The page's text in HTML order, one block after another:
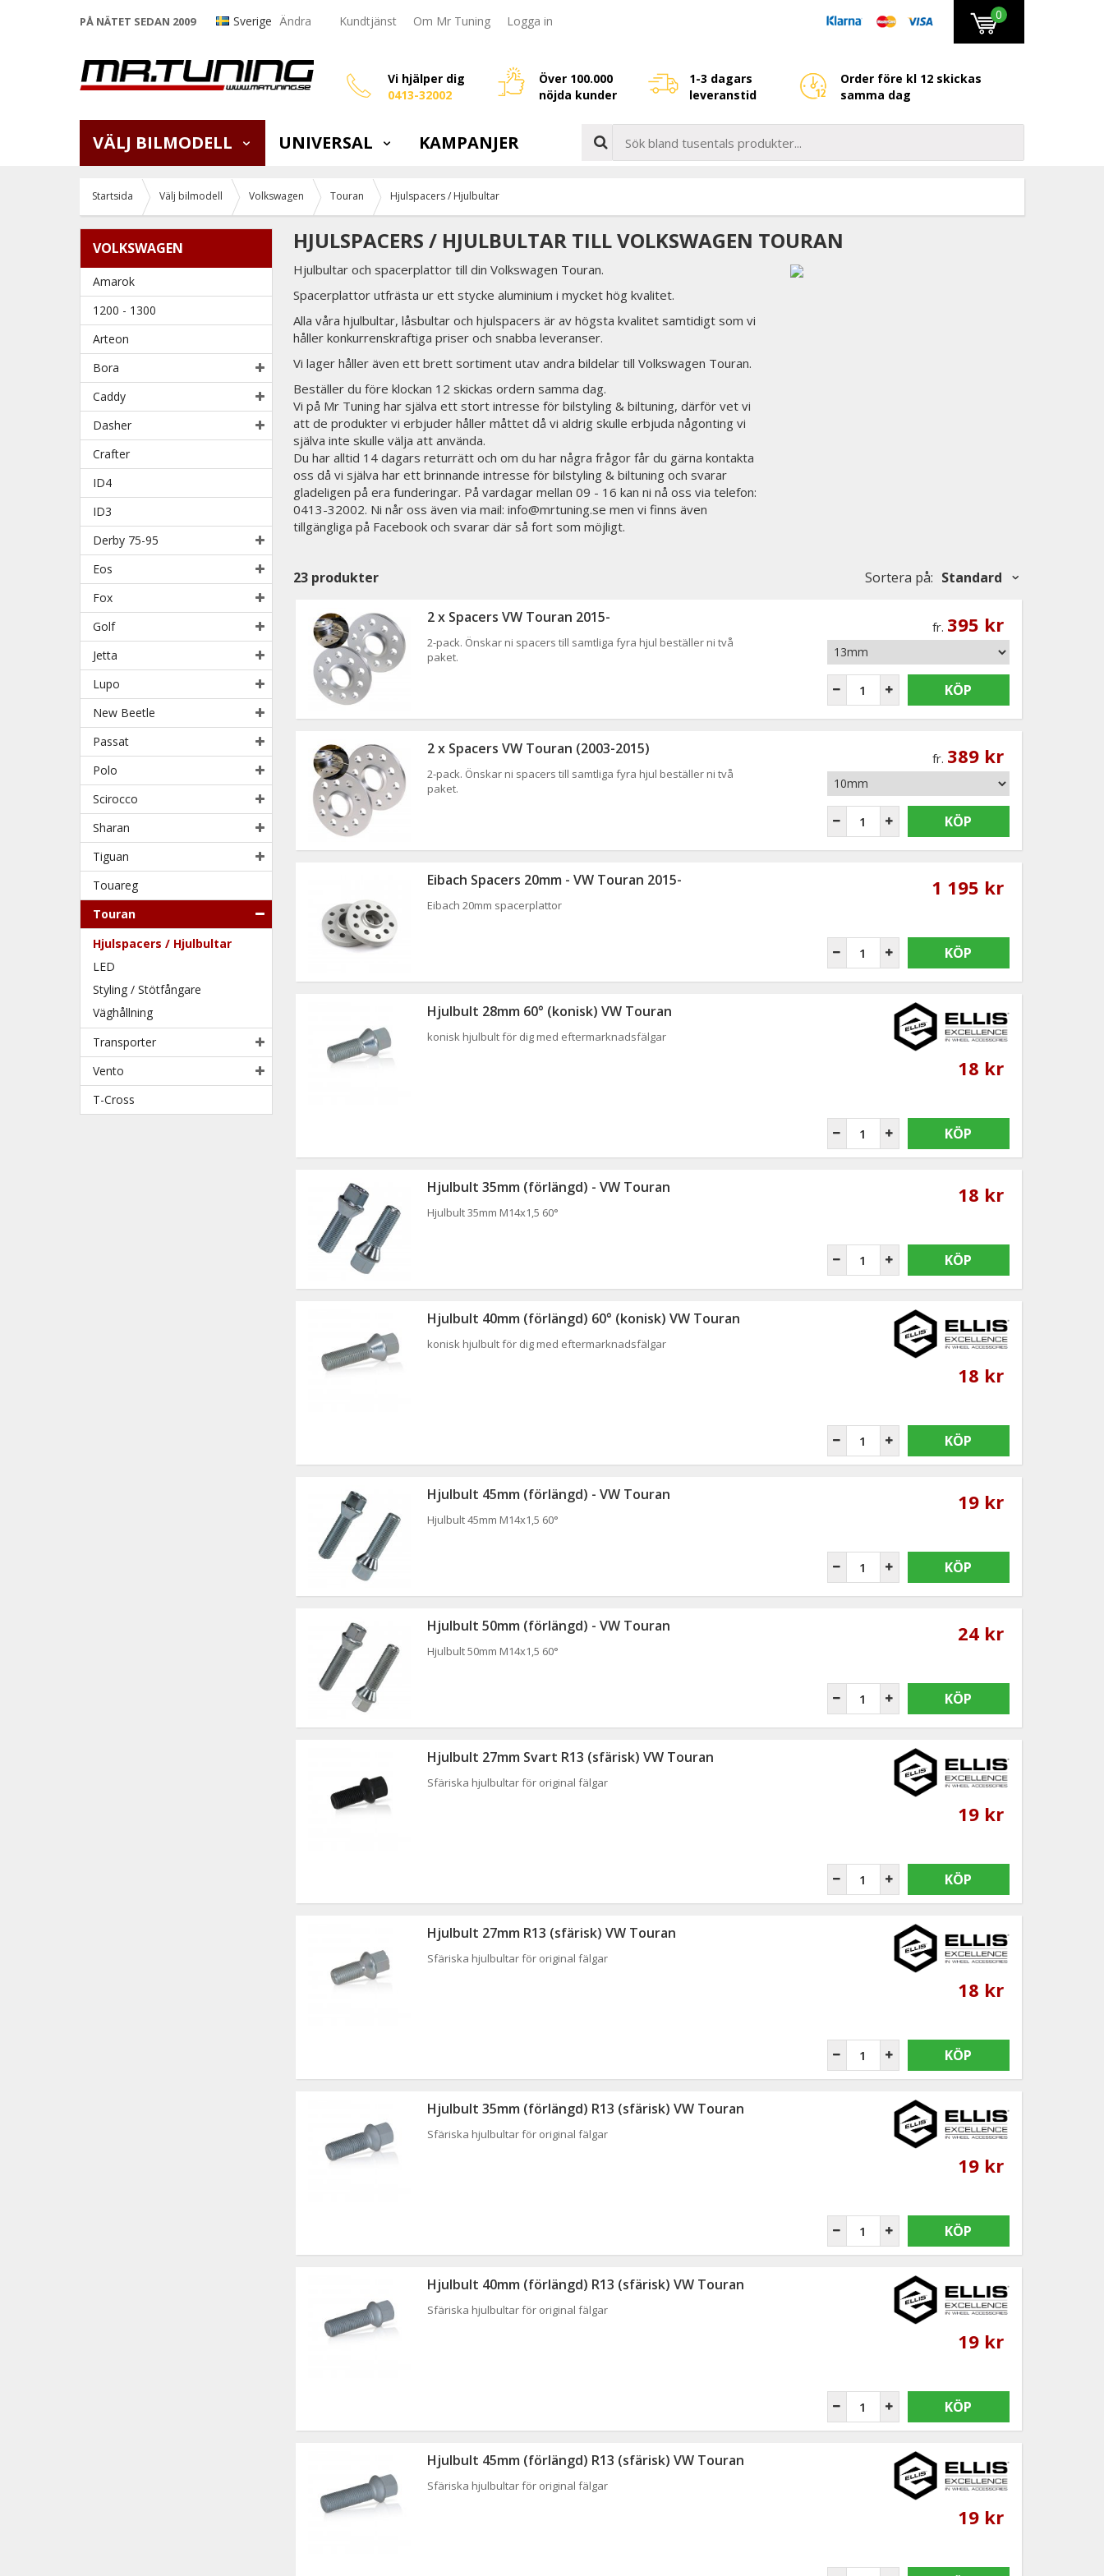
PÅ NÄTET SEDAN 2009 Sverige Ändra Kundtjänst Om Mr Tuning Logga in 0
Vi hjälper dig
0413-32002
Över 100.000
nöjda kunder
1-3 dagars
leveranstid
Order före kl 12 skickas
samma dag
VÄLJ BILMODELL UNIVERSAL KAMPANJER
Startsida Välj bilmodell Volkswagen Touran Hjulspacers / Hjulbultar
VOLKSWAGEN
Amarok
1200 - 1300
Arteon
Bora
Caddy
Dasher
Crafter
ID4
ID3
Derby 75-95
Eos
Fox
Golf
Jetta
Lupo
New Beetle
Passat
Polo
Scirocco
Sharan
Tiguan
Touareg
Touran
Hjulspacers / Hjulbultar
LED
Styling / Stötfångare
Väghållning
Transporter
Vento
T-Cross
HJULSPACERS / HJULBULTAR TILL VOLKSWAGEN TOURAN
Hjulbultar och spacerplattor till din Volkswagen Touran.
Spacerplattor utfrästa ur ett stycke aluminium i mycket hög kvalitet.
Alla våra hjulbultar, låsbultar och hjulspacers är av högsta kvalitet samtidigt som vi
håller konkurrenskraftiga priser och snabba leveranser.
Vi lager håller även ett brett sortiment utav andra bildelar till Volkswagen Touran.
Beställer du före klockan 12 skickas ordern samma dag.
Vi på Mr Tuning har själva ett stort intresse för bilstyling & biltuning, därför vet vi
att de produkter vi erbjuder håller måttet då vi aldrig skulle erbjuda någonting vi
själva inte skulle välja att använda.
Du har alltid 14 dagars returrätt och om du har några frågor får du gärna kontakta
oss då vi själva har ett brinnande intresse för bilstyling & biltuning och svarar
gladeligen på era funderingar. På vardagar mellan 09 - 16 kan ni nå oss via telefon:
0413-32002. Ni når oss även via mail: info@mrtuning.se men vi finns även
tillgängliga på Facebook och svarar där så fort som möjligt.
23 produkter Sortera på: Standard
2 x Spacers VW Touran 2015-
2-pack. Önskar ni spacers till samtliga fyra hjul beställer ni två
paket.
fr. 395 kr
KÖP
2 x Spacers VW Touran (2003-2015)
2-pack. Önskar ni spacers till samtliga fyra hjul beställer ni två
paket.
fr. 389 kr
KÖP
Eibach Spacers 20mm - VW Touran 2015-
Eibach 20mm spacerplattor
1 195 kr
KÖP
Hjulbult 28mm 60° (konisk) VW Touran
konisk hjulbult för dig med eftermarknadsfälgar
18 kr
KÖP
Hjulbult 35mm (förlängd) - VW Touran
Hjulbult 35mm M14x1,5 60°
18 kr
KÖP
Hjulbult 40mm (förlängd) 60° (konisk) VW Touran
konisk hjulbult för dig med eftermarknadsfälgar
18 kr
KÖP
Hjulbult 45mm (förlängd) - VW Touran
Hjulbult 45mm M14x1,5 60°
19 kr
KÖP
Hjulbult 50mm (förlängd) - VW Touran
Hjulbult 50mm M14x1,5 60°
24 kr
KÖP
Hjulbult 27mm Svart R13 (sfärisk) VW Touran
Sfäriska hjulbultar för original fälgar
19 kr
KÖP
Hjulbult 27mm R13 (sfärisk) VW Touran
Sfäriska hjulbultar för original fälgar
18 kr
KÖP
Hjulbult 35mm (förlängd) R13 (sfärisk) VW Touran
Sfäriska hjulbultar för original fälgar
19 kr
KÖP
Hjulbult 40mm (förlängd) R13 (sfärisk) VW Touran
Sfäriska hjulbultar för original fälgar
19 kr
KÖP
Hjulbult 45mm (förlängd) R13 (sfärisk) VW Touran
Sfäriska hjulbultar för original fälgar
19 kr